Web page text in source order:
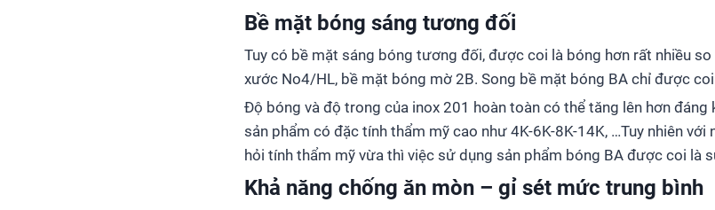
Bề mặt bóng sáng tương đối
Tuy có bề mặt sáng bóng tương đối, được coi là bóng hơn rất nhiều
xước No4/HL, bề mặt bóng mờ 2B. Song bề mặt bóng BA chỉ được
Độ bóng và độ trong của inox 201 hoàn toàn có thể tăng lên hơn đáng
sản phẩm có đặc tính thẩm mỹ cao như 4K-6K-8K-14K, …Tuy nhiên
hỏi tính thẩm mỹ vừa thì việc sử dụng sản phẩm bóng BA được coi là
Khả năng chống ăn mòn – gỉ sét mức trung bình